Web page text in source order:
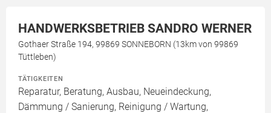
HANDWERKSBETRIEB SANDRO WERNER
Gothaer Straße 194, 99869 SONNEBORN (13km von 99869
Tüttleben)
TÄTIGKEITEN
Reparatur, Beratung, Ausbau, Neueindeckung,
Dämmung / Sanierung, Reinigung / Wartung,